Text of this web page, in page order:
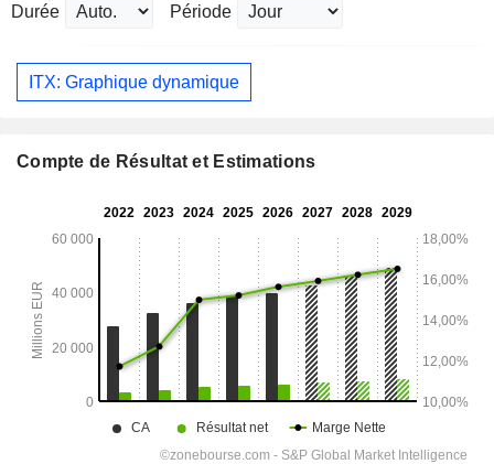
Durée Période
ITX: Graphique dynamique
Compte de Résultat et Estimations